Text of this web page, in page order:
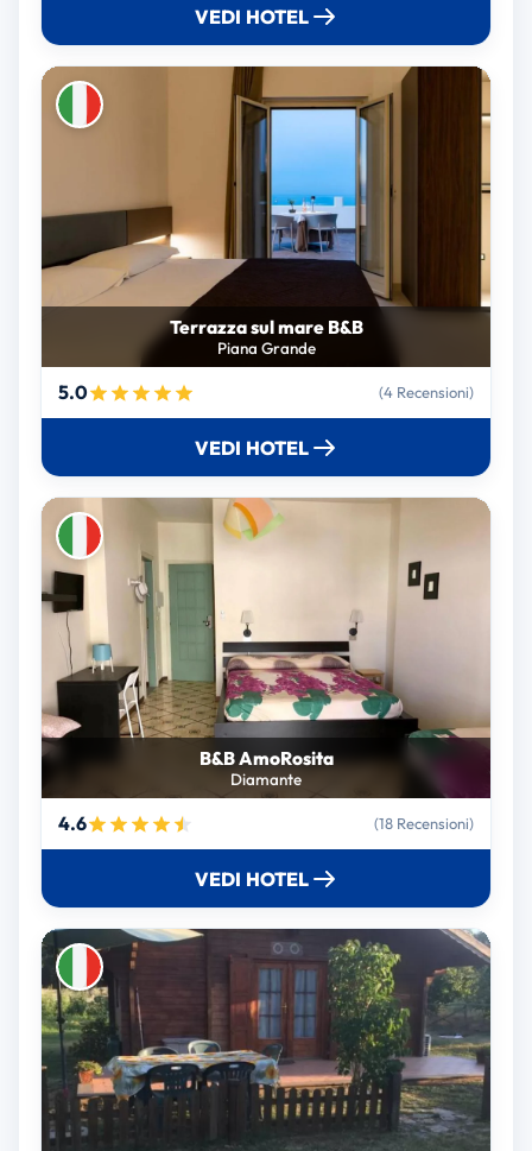
VEDI HOTEL
Terrazza sul mare B&B
Piana Grande
5.0 (4 Recensioni)
VEDI HOTEL
B&B AmoRosita
Diamante
4.6 (18 Recensioni)
VEDI HOTEL